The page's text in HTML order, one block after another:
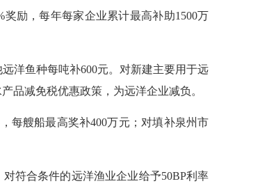
励，每年每家企业累计最高补助1500万
洋鱼种每吨补600元。对新建主要用于远
品减免税优惠政策，为远洋企业减负。
艘船最高奖补400万元；对填补泉州市
符合条件的远洋渔业企业给予50BP利率